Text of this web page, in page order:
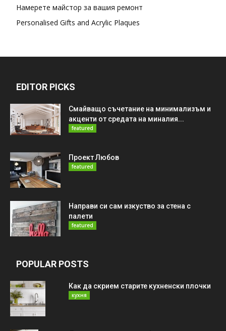
Намерете майстор за вашия ремонт
Personalised Gifts and Acrylic Plaques
EDITOR PICKS
Смайващо съчетание на минимализъм и
акценти от средата на миналия...
featured
Проект Любов
featured
Направи си сам изкуство за стена с
палети
featured
POPULAR POSTS
Как да скрием старите кухненски плочки
кухня